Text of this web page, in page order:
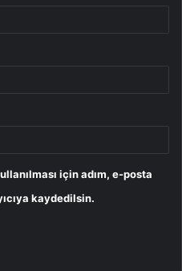
için adım, e-posta
kaydedilsin.